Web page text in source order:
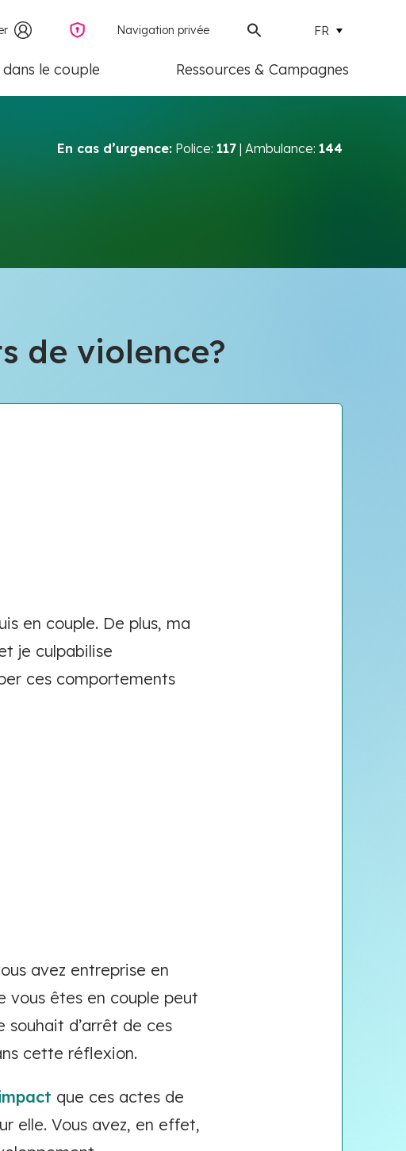
Navigation privée FR
le couple Ressources & Campagnes
En cas d’urgence: Police: 117 | Ambulance: 144
de violence?
en couple. De plus, ma
je culpabilise
ces comportements
avez entreprise en
vous êtes en couple peut
d’arrêt de ces
cette réflexion.
que ces actes de
elle. Vous avez, en effet,